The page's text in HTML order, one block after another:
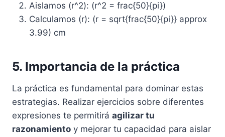
Aislamos (r^2): (r^2 = frac{50}{pi})
Calculamos (r): (r = sqrt{frac{50}{pi}} approx
3.99) cm
5. Importancia de la práctica
La práctica es fundamental para dominar estas
estrategias. Realizar ejercicios sobre diferentes
expresiones te permitirá agilizar tu
razonamiento y mejorar tu capacidad para aislar